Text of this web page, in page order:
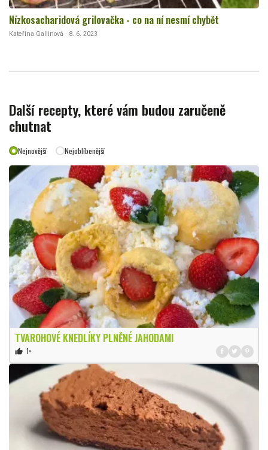
Nízkosacharidová grilovačka - co na ní nesmí chybět
Kateřina Gallinová · 8. 6. 2023
Další recepty, které vám budou zaručeně
chutnat
Nejnovější Nejoblíbenější
TVAROHOVÉ KNEDLÍKY PLNĚNÉ JAHODAMI
thumb_up 1×